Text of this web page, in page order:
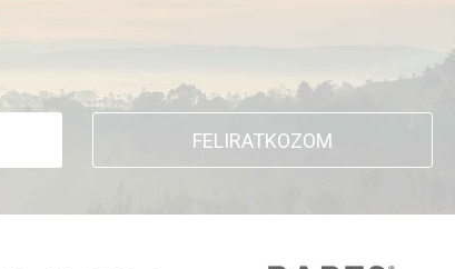
FELIRATKOZOM